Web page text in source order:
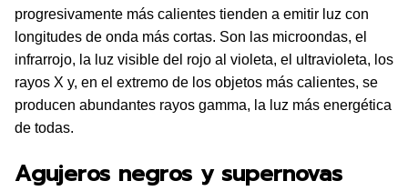
progresivamente más calientes tienden a emitir luz con
longitudes de onda más cortas. Son las microondas, el
infrarrojo, la luz visible del rojo al violeta, el ultravioleta, los
rayos X y, en el extremo de los objetos más calientes, se
producen abundantes rayos gamma, la luz más energética
de todas.
Agujeros negros y supernovas